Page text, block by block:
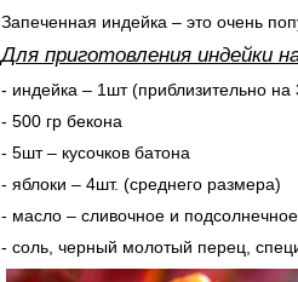
Запеченная индейка – это очень
Для приготовления индейки
- индейка – 1шт (приблизительно на
- 500 гр бекона
- 5шт – кусочков батона
- яблоки – 4шт. (среднего размера)
- масло – сливочное и подсолнечное
- соль, черный молотый перец,